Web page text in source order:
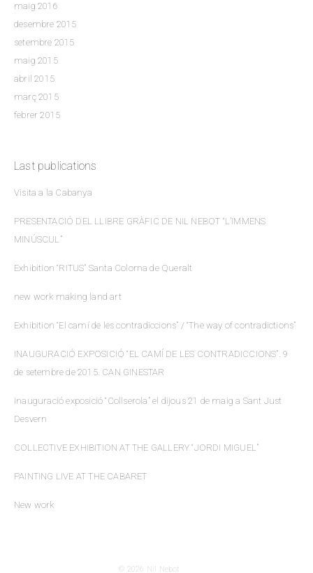
maig 2016
desembre 2015
setembre 2015
maig 2015
abril 2015
març 2015
febrer 2015
Last publications
Visita a la Cabanya
PRESENTACIÓ DEL LLIBRE GRÀFIC DE NIL NEBOT “L’IMMENS
MINÚSCUL”
Exhibition “RITUS” Santa Coloma de Queralt
new work making land art
Exhibition “El camí de les contradiccions” / “The way of contradictions”
INAUGURACIÓ EXPOSICIÓ “EL CAMÍ DE LES CONTRADICCIONS”. 9
de setembre de 2015. CAN GINESTAR
Inauguració exposició “Collserola” el dijous 21 de maig a Sant Just
Desvern
COLLECTIVE EXHIBITION AT THE GALLERY “JORDI MIGUEL”
PAINTING LIVE AT THE CABARET
New work
© 2026 Nil Nebot